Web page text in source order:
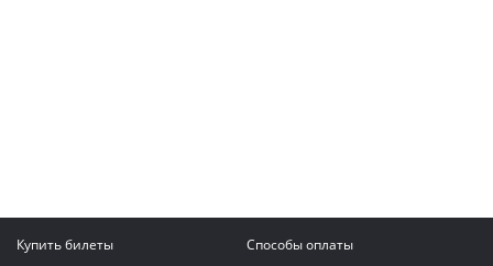
Купить билеты
Способы оплаты